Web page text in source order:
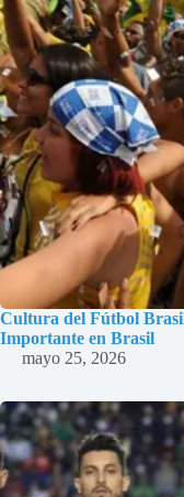
Cultura del Fútbol
Importante en Brasil
mayo 25, 2026